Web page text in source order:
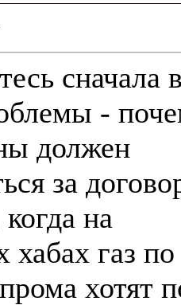
сначала
-
должен
за
на
хабах газ
хотят